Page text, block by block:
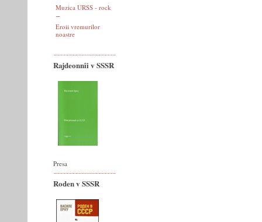
Muzica URSS - rock
Eroii vremurilor
noastre
Rajdeonnîi v SSSR
Presa
Roden v SSSR